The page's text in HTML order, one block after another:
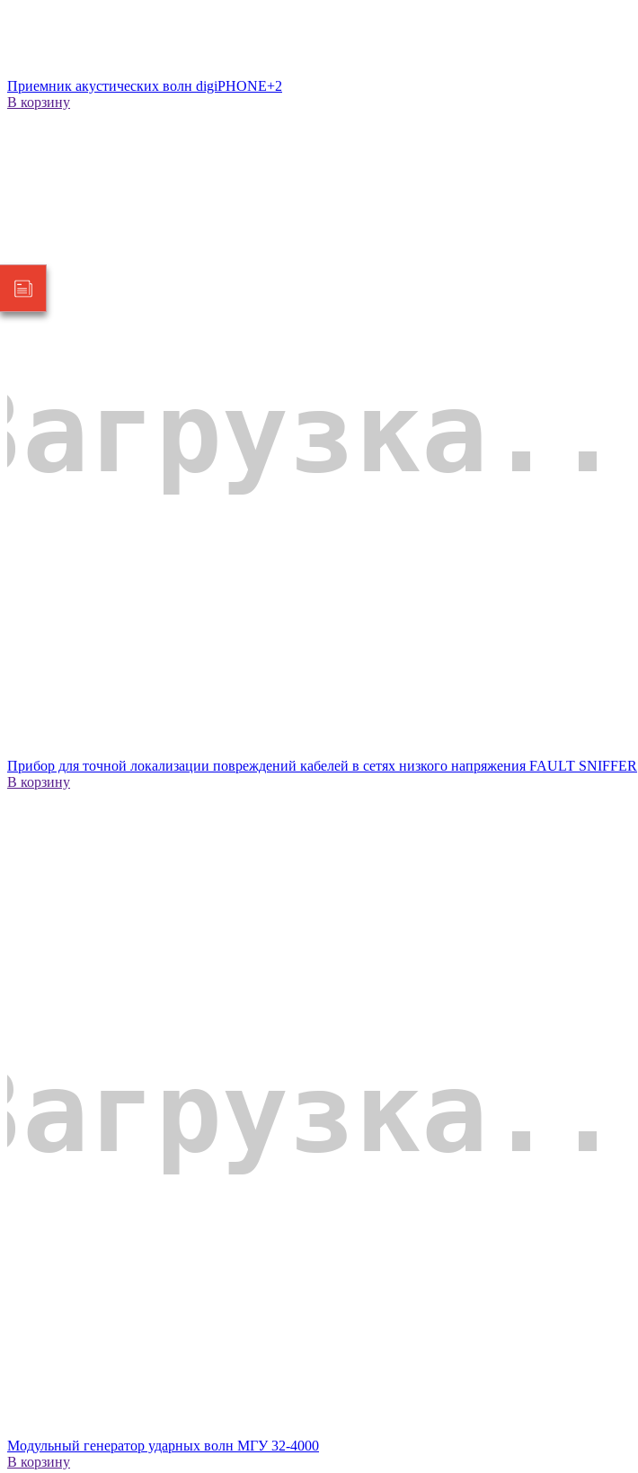
Приемник акустических волн digiPHONE+2
В корзину
Прибор для точной локализации повреждений кабелей в сетях низкого напряжения FAULT SNIFFER
В корзину
Модульный генератор ударных волн МГУ 32-4000
В корзину